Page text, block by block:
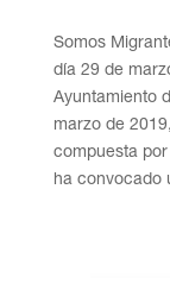
Somos
día 29 de
Ayuntamiento
marzo de
compuesta
ha convocado